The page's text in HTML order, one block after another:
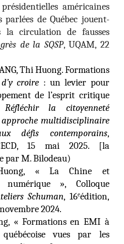
américaines
de Québec jouent-
circulation de fausses
de la SQSP, UQAM, 22
Thi Huong. Formations
croire : un levier pour
de l’esprit critique
Réfléchir la citoyenneté
multidisciplinaire
défis contemporains,
15 mai 2025. [la
par M. Bilodeau)
« La Chine et
numérique », Colloque
Schuman, 16eédition,
2024.
« Formations en EMI à
québécoise vues par les